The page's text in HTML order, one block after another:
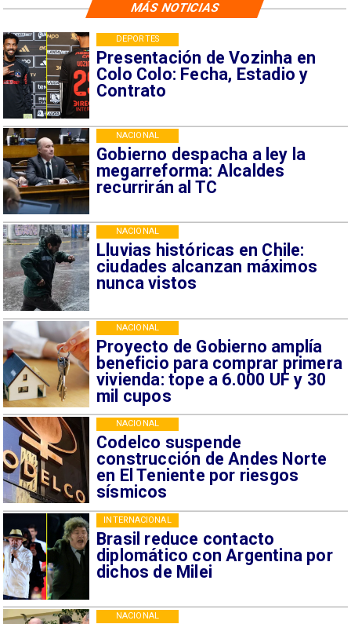
Presentación de Vozinha en
Colo Colo: Fecha, Estadio y
Contrato
DEPORTES
Gobierno despacha a ley la
megarreforma: Alcaldes
recurrirán al TC
NACIONAL
Lluvias históricas en Chile:
ciudades alcanzan máximos
nunca vistos
NACIONAL
Proyecto de Gobierno amplía
beneficio para comprar primera
vivienda: tope a 6.000 UF y 30
mil cupos
NACIONAL
Codelco suspende
construcción de Andes Norte
en El Teniente por riesgos
sísmicos
NACIONAL
Brasil reduce contacto
diplomático con Argentina por
dichos de Milei
INTERNACIONAL
NACIONAL
MÁS NOTICIAS